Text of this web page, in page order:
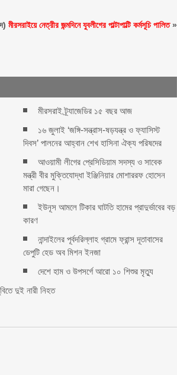
মীরসরাইয়ে নেত্রীর জন্মদিনে যুবলীগের পাল্টাপাল্টি কর্মসূচি পালিত»
মীরসরাই ট্র্যাজেডির ১৫ বছর আজ
১৬ জুলাই ‘জঙ্গি-সন্ত্রাস-ষড়যন্ত্র ও ফ্যাসিস্ট
দিবস’ পালনের আহ্বান শেখ হাসিনা ঐক্য পরিষদের
আওয়ামী লীগের প্রেসিডিয়াম সদস্য ও সাবেক
মন্ত্রী বীর মুক্তিযোদ্ধা ইঞ্জিনিয়ার মোশাররফ হোসেন
মারা গেছেন।
ইউনূস আমলে টিকার ঘাটতি হামের প্রাদুর্ভাবের বড়
কারণ
নান্দাইলের পূর্বদরিল্লাহ গ্রামে ফ্রান্স দূতাবাসের
ডেপুটি হেড অব মিশন ইনজা
দেশে হাম ও উপসর্গে আরো ১০ শিশুর মৃত্যু
দুই নারী নিহত